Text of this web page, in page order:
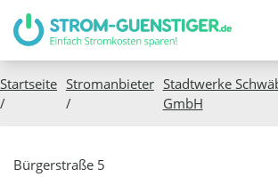
Startseite
/
Stromanbieter
/
Stadtwerke
GmbH
Bürgerstraße 5